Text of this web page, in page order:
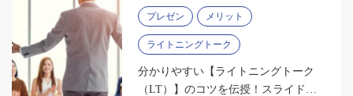
プレゼン メリット
ライトニングトーク
分かりやすい【ライトニングトーク
（LT）】のコツを伝授！スライド作